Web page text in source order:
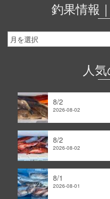
釣果情報
釣
果
人
8/2
2026-08-02
8/2
2026-08-02
8/1
2026-08-01